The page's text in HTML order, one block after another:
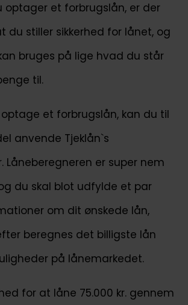
Centre 120, The Strand, Gzira, GZR
optager et forbrugslån, er der
du stiller sikkerhed for lånet, og
bruges på lige hvad du står
til.
et forbrugslån, kan du til
anvende Tjeklån`s
Låneberegneren er super nem
du skal blot udfylde et par
om dit ønskede lån,
beregnes det billigste lån
på lånemarkedet.
for at låne 75.000 kr. gennem